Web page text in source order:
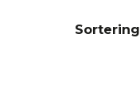
Sortering